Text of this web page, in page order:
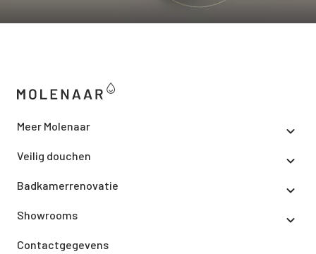
Meer Molenaar
Veilig douchen
Badkamerrenovatie
Showrooms
Contactgegevens